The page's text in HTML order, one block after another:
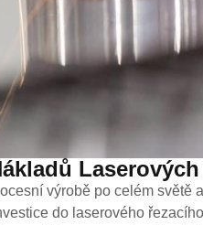
výrobě po celém světě
do laserového